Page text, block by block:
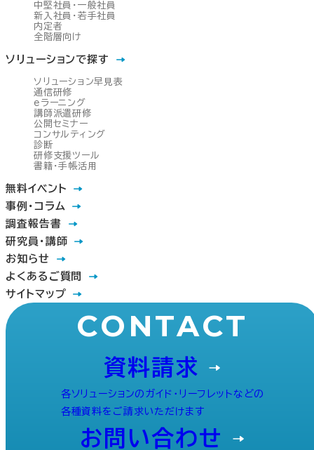
中堅社員・一般社員
新入社員・若手社員
内定者
全階層向け
ソリューションで探す
ソリューション早見表
通信研修
eラーニング
講師派遣研修
公開セミナー
コンサルティング
診断
研修支援ツール
書籍・手帳活用
無料イベント
事例・コラム
調査報告書
研究員・講師
お知らせ
よくあるご質問
サイトマップ
CONTACT
資料請求
各ソリューションのガイド・リーフレットなどの
各種資料をご請求いただけます
お問い合わせ